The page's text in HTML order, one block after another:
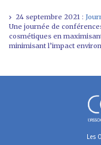
24 septembre 2021 :
Une journée de
cosmétiques en
minimisant l’impact
Les